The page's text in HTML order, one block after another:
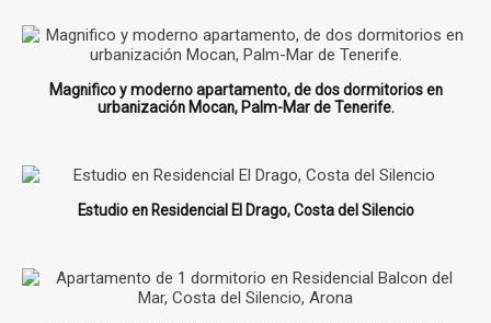
Magnifico y moderno apartamento, de dos dormitorios en
urbanización Mocan, Palm-Mar de Tenerife.
Estudio en Residencial El Drago, Costa del Silencio